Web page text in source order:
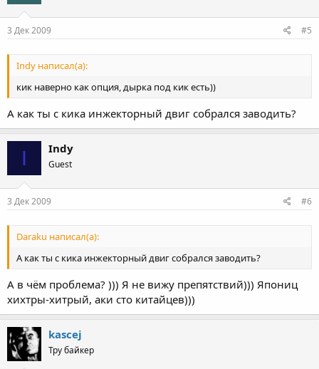
3 Дек 2009 #5
Indy написал(а):
кик наверно как опция, дырка под кик есть))
А как ты с кика инжекторный двиг собрался заводить?
I Indy
Guest
3 Дек 2009 #6
Daraku написал(а):
А как ты с кика инжекторный двиг собрался заводить?
А в чём проблема? ))) Я не вижу препятствий))) Япониц
хихтры-хитрый, аки сто китайцев)))
kascej
Тру байкер